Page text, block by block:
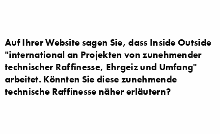
Auf Ihrer Website sagen Sie, dass Inside Outside
"international an Projekten von zunehmender
technischer Raffinesse, Ehrgeiz und Umfang"
arbeitet. Könnten Sie diese zunehmende
technische Raffinesse näher erläutern?